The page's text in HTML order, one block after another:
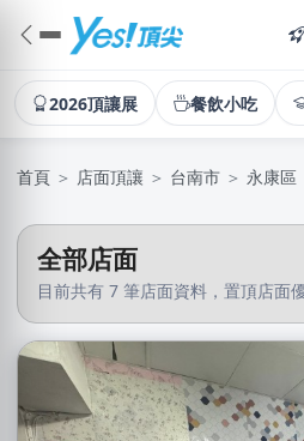
2026頂讓展 餐飲小吃
首頁 ＞ 店面頂讓 ＞ 台南市 ＞ 永康區
全部店面
目前共有 7 筆店面資料，置頂店面